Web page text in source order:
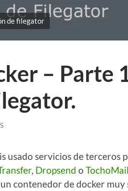
de filegator
– Parte
usado servicios de terceros
, Dropsend o TochoMail
contenedor de docker muy